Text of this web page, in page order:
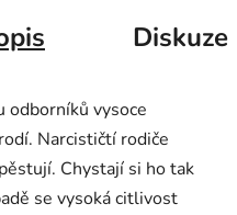
Diskuze
odborníků vysoce
Narcističtí rodiče
Chystají si ho tak
se vysoká citlivost